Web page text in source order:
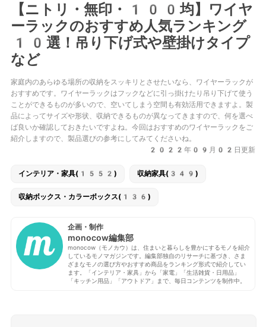
【ニトリ・無印・100均】ワイヤ
ーラックのおすすめ人気ランキング
10選！吊り下げ式や壁掛けタイプ
など
家庭内のあらゆる場所の収納をスッキリとさせたいなら、ワイヤーラックが
おすすめです。ワイヤーラックはフックなどに引っ掛けたり吊り下げて使う
ことができるものが多いので、空いてしまう空間も有効活用できますよ。製
品によってサイズや形状、収納できるものが異なってきますので、何を選べ
ば良いか確認しておきたいですよね。今回はおすすめのワイヤーラックをご
紹介しますので、製品選びの参考にしてみてくださいね。
2022年09月02日更新
インテリア・家具(1552) 収納家具(349)
収納ボックス・カラーボックス(136)
企画・制作
monocow編集部
monocow（モノカウ）は、住まいと暮らしを豊かにするモノを紹介
しているモノマガジンです。編集部独自のリサーチに基づき、さま
ざまなモノの選び方やおすすめ商品をランキング形式で紹介してい
ます。「インテリア・家具」から「家電」「生活雑貨・日用品」
「キッチン用品」「アウトドア」まで、毎日コンテンツを制作中。